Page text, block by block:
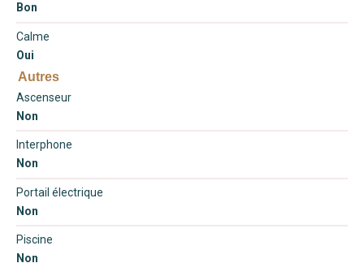
Bon
Calme
Oui
Autres
Ascenseur
Non
Interphone
Non
Portail électrique
Non
Piscine
Non